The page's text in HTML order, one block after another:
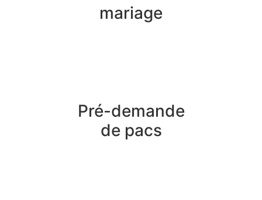
mariage
Pré-demande
de pacs